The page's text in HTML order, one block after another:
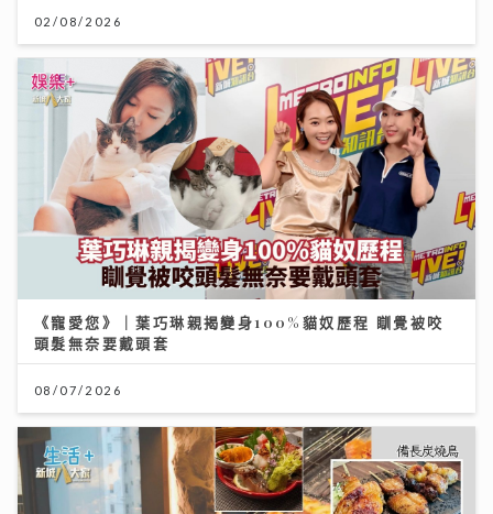
02/08/2026
《寵愛您》｜葉巧琳親揭變身100%貓奴歷程 瞓覺被咬
頭髮無奈要戴頭套
08/07/2026